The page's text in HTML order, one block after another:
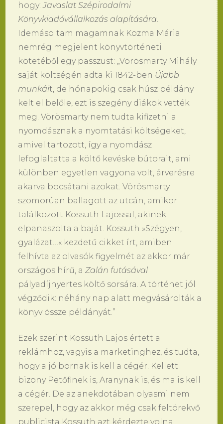
hogy:Javaslat Szépirodalmi
Könyvkiadóvállalkozás alapítására.
Idemásoltam magamnak Kozma Mária
nemrég megjelent könyvtörténeti
kötetéből egy passzust: „Vörösmarty Mihály
saját költségén adta ki 1842-ben Újabb
munkáit, de hónapokig csak húsz példány
kelt el belőle, ezt is szegény diákok vették
meg. Vörösmarty nem tudta kifizetni a
nyomdásznak a nyomtatási költségeket,
amivel tartozott, így a nyomdász
lefoglaltatta a költő kevéske bútorait, ami
különben egyetlen vagyona volt, árverésre
akarva bocsátani azokat. Vörösmarty
szomorúan ballagott az utcán, amikor
találkozott Kossuth Lajossal, akinek
elpanaszolta a baját. Kossuth »Szégyen,
gyalázat…« kezdetű cikket írt, amiben
felhívta az olvasók figyelmét az akkor már
országos hírű, aZalán futásával
pályadíjnyertes költő sorsára. A történet jól
végződik: néhány nap alatt megvásárolták a
könyv össze példányát.”
Ezek szerint Kossuth Lajos értett a
reklámhoz, vagyis a marketinghez, és tudta,
hogy a jó bornak is kell a cégér. Kellett
bizony Petőfinek is, Aranynak is, és ma is kell
a cégér. De az anekdotában olyasmi nem
szerepel, hogy az akkor még csak feltörekvő
publicista Kossuth azt kérdezte volna